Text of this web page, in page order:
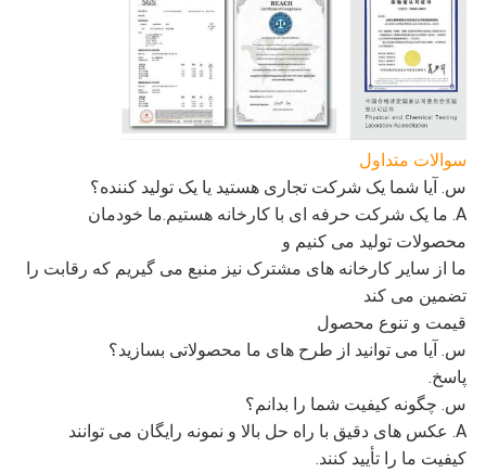
سوالات متداول
س. آیا شما یک شرکت تجاری هستید یا یک تولید کننده؟
A. ما یک شرکت حرفه ای با کارخانه هستیم.ما خودمان
محصولات تولید می کنیم و
ما از سایر کارخانه های مشترک نیز منبع می گیریم که رقابت را
تضمین می کند
قیمت و تنوع محصول
س. آیا می توانید از طرح های ما محصولاتی بسازید؟
پاسخ.
س. چگونه کیفیت شما را بدانم؟
A. عکس های دقیق با راه حل بالا و نمونه رایگان می توانند
کیفیت ما را تأیید کنند.